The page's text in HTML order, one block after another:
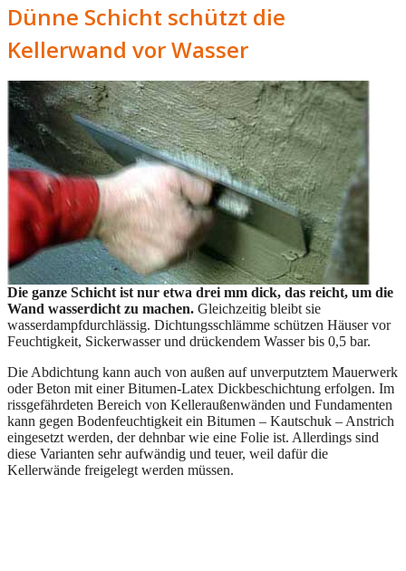
Dünne Schicht schützt die
Kellerwand vor Wasser
Die ganze Schicht ist nur etwa drei mm dick, das reicht, um die
Wand wasserdicht zu machen. Gleichzeitig bleibt sie
wasserdampfdurchlässig. Dichtungsschlämme schützen Häuser vor
Feuchtigkeit, Sickerwasser und drückendem Wasser bis 0,5 bar.
Die Abdichtung kann auch von außen auf unverputztem Mauerwerk
oder Beton mit einer Bitumen-Latex Dickbeschichtung erfolgen. Im
rissgefährdeten Bereich von Kelleraußenwänden und Fundamenten
kann gegen Bodenfeuchtigkeit ein Bitumen – Kautschuk – Anstrich
eingesetzt werden, der dehnbar wie eine Folie ist. Allerdings sind
diese Varianten sehr aufwändig und teuer, weil dafür die
Kellerwände freigelegt werden müssen.